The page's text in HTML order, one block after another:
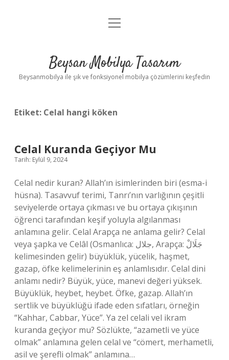
Anasayfa
Yasal Uyarı
menüyü
Beysan Mobilya Tasarım
Beysanmobilya ile şık ve fonksiyonel mobilya çözümlerini keşfedin
Etiket: Celal hangi köken
Celal Kuranda Geçiyor Mu
Tarih: Eylül 9, 2024
Celal nedir kuran? Allah’ın isimlerinden biri (esma-i
hüsna). Tasavvuf terimi, Tanrı’nın varlığının çeşitli
seviyelerde ortaya çıkması ve bu ortaya çıkışının
öğrenci tarafından keşif yoluyla algılanması
anlamına gelir. Celal Arapça ne anlama gelir? Celal
veya şapka ve Celâl (Osmanlıca: جلال‎, Arapça: جَلَالْ‎
kelimesinden gelir) büyüklük, yücelik, haşmet,
gazap, öfke kelimelerinin eş anlamlısıdır. Celal dini
anlamı nedir? Büyük, yüce, manevi değeri yüksek.
Büyüklük, heybet, heybet. Öfke, gazap. Allah’ın
sertlik ve büyüklüğü ifade eden sıfatları, örneğin
“Kahhar, Cabbar, Yüce”. Ya zel celali vel ikram
kuranda geçiyor mu? Sözlükte, “azametli ve yüce
olmak” anlamına gelen celal ve “cömert, merhametli,
asil ve şerefli olmak” anlamına…